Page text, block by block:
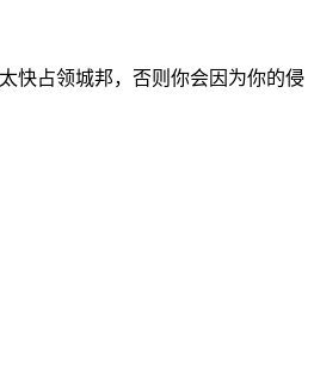
快占领城邦，否则你会因为你的侵